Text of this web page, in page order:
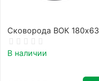
Сковорода ВОК 180х63
В наличии